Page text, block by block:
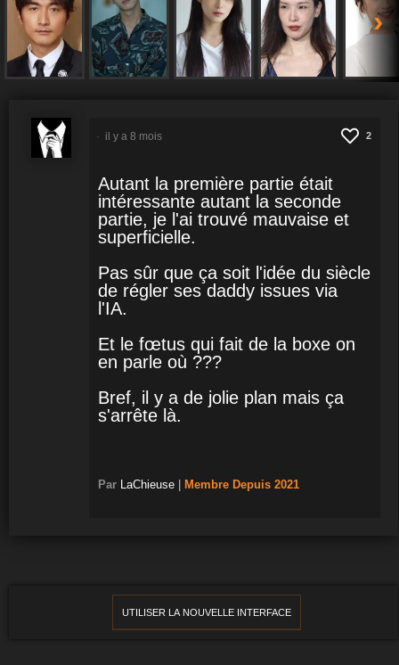
›
2
Autant la première partie était
intéressante autant la seconde
partie, je l'ai trouvé mauvaise et
superficielle.
Pas sûr que ça soit l'idée du siècle
de régler ses daddy issues via
l'IA.
Et le fœtus qui fait de la boxe on
en parle où ???
Bref, il y a de jolie plan mais ça
s'arrête là.
Par LaChieuse Membre Depuis 2021
il y a 8 mois
UTILISER LA NOUVELLE INTERFACE